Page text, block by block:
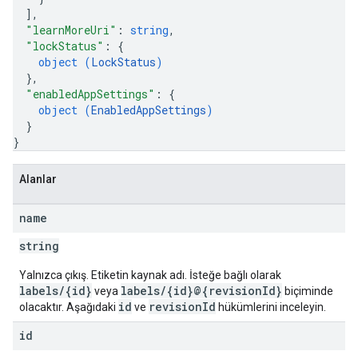
] ,
"learnMoreUri" : string,
"lockStatus" : {
object (LockStatus)
},
"enabledAppSettings" : {
object (EnabledAppSettings)
}
}
Alanlar
name
string
Yalnızca çıkış. Etiketin kaynak adı. İsteğe bağlı olarak
labels/{id} veya labels/{id}@{revisionId} biçiminde
olacaktır. Aşağıdaki id ve revisionId hükümlerini inceleyin.
id